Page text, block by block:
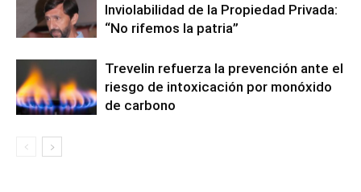
Inviolabilidad de la Propiedad Privada:
“No rifemos la patria”
Trevelin refuerza la prevención ante el
riesgo de intoxicación por monóxido
de carbono